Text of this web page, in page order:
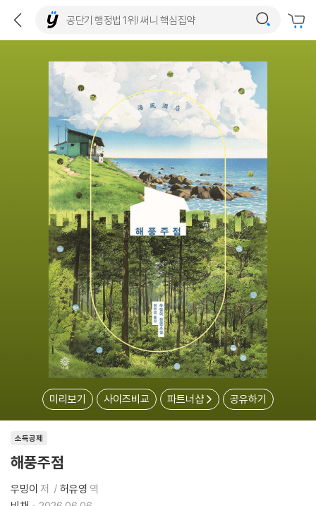
미리보기 사이즈비교 파트너샵 공유하기
소득공제
해풍주점
우밍이 저 허유영 역